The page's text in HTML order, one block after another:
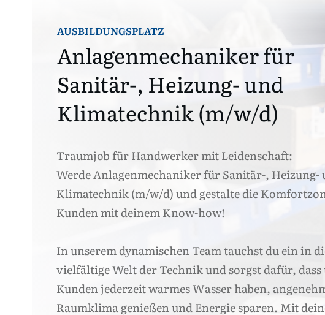
AUSBILDUNGSPLATZ
Anlagenmechaniker für
Sanitär-, Heizung- und
Klimatechnik (m/w/d)
Traumjob für Handwerker mit Leidenschaft:
Werde Anlagenmechaniker für Sanitär-, Heizung-
Klimatechnik (m/w/d) und gestalte die
Kunden mit deinem Know-how!
In unserem dynamischen Team tauchst du ein in
vielfältige Welt der Technik und sorgst dafür, dass
Kunden jederzeit warmes Wasser haben,
Raumklima genießen und Energie sparen. Mit